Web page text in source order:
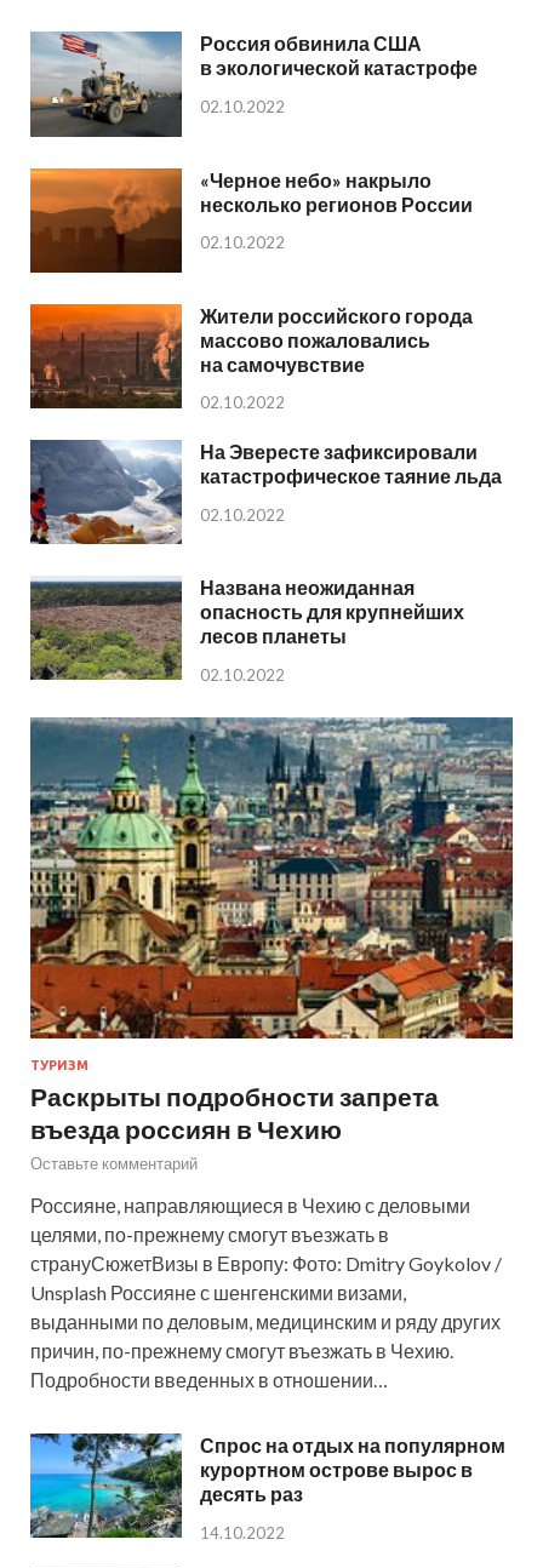
Россия обвинила США
в экологической катастрофе
02.10.2022
«Черное небо» накрыло
несколько регионов России
02.10.2022
Жители российского города
массово пожаловались
на самочувствие
02.10.2022
На Эвересте зафиксировали
катастрофическое таяние льда
02.10.2022
Названа неожиданная
опасность для крупнейших
лесов планеты
02.10.2022
ТУРИЗМ
Раскрыты подробности запрета
въезда россиян в Чехию
Оставьте комментарий
Россияне, направляющиеся в Чехию с деловыми
целями, по-прежнему смогут въезжать в
странуСюжетВизы в Европу: Фото: Dmitry Goykolov /
Unsplash Россияне с шенгенскими визами,
выданными по деловым, медицинским и ряду других
причин, по-прежнему смогут въезжать в Чехию.
Подробности введенных в отношении…
Спрос на отдых на популярном
курортном острове вырос в
десять раз
14.10.2022